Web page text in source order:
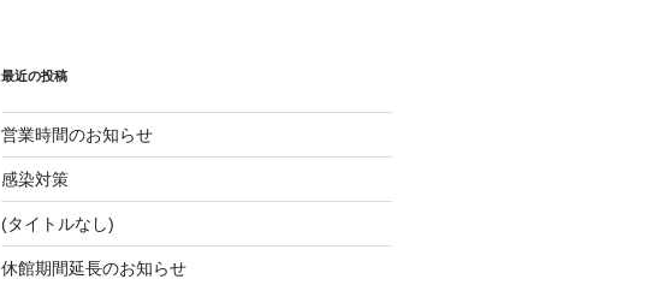
最近の投稿
営業時間のお知らせ
感染対策
(タイトルなし)
休館期間延長のお知らせ